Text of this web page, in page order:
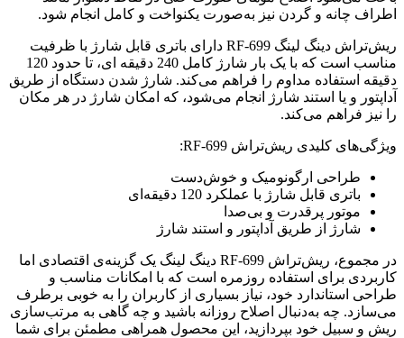
اطراف چانه و گردن نیز به‌صورت یکنواخت و کامل انجام شود.
ریش‌تراش دینگ لینگ RF-699 دارای باتری قابل شارژ با ظرفیت
مناسب است که با یک بار شارژ کامل 240 دقیقه ای، تا حدود 120
دقیقه استفاده مداوم را فراهم می‌کند. شارژ شدن دستگاه از طریق
آداپتور و یا استند شارژ انجام می‌شود، که امکان شارژ در هر مکان
را نیز فراهم می‌کند.
ویژگی‌های کلیدی ریش‌تراش RF-699:
طراحی ارگونومیک و خوش‌دست
باتری قابل شارژ با عملکرد 120 دقیقه‌ای
موتور پرقدرت و بی‌صدا
شارژ از طریق آداپتور و استند شارژ
در مجموع، ریش‌تراش RF-699 دینگ لینگ یک گزینه‌ی اقتصادی اما
کاربردی برای استفاده روزمره است که با امکانات مناسب و
طراحی استاندارد خود، نیاز بسیاری از کاربران را به خوبی برطرف
می‌سازد. چه به‌دنبال اصلاح روزانه باشید و چه گاهی به مرتب‌سازی
ریش و سبیل خود بپردازید، این محصول همراهی مطمئن برای شما